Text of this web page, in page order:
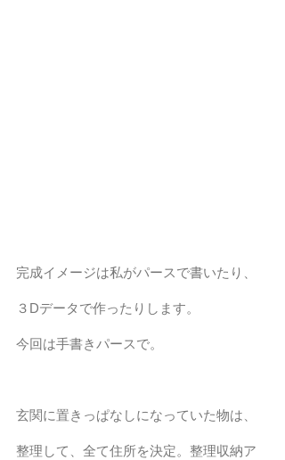
完成イメージは私がパースで書いたり、
３Dデータで作ったりします。
今回は手書きパースで。
玄関に置きっぱなしになっていた物は、
整理して、全て住所を決定。整理収納ア